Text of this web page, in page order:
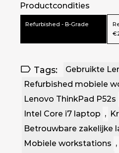
Productcondities
Refurbished - B-Grade
Tags: Gebruikte
Refurbished mobiele
Lenovo ThinkPad P52s
Intel Core i7 laptop ,
Betrouwbare zakelijke
Mobiele workstations ,